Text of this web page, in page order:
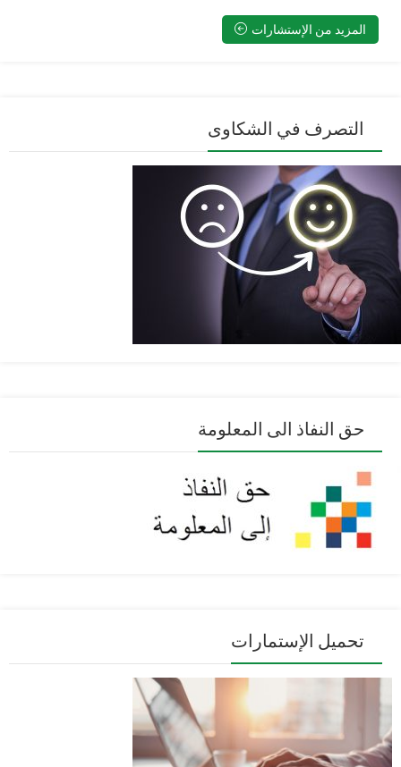
المزيد من الإستشارات
التصرف في الشكاوى
حق النفاذ الى المعلومة
تحميل الإستمارات